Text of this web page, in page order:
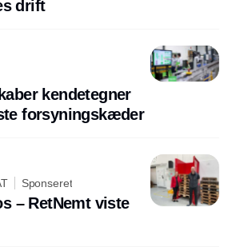
drift
kendetegner
forsyningskæder
Sponseret
– RetNemt viste